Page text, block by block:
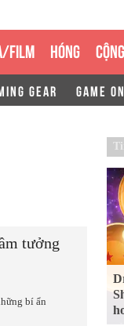
FILM HÓNG
GEAR GAME
tưởng
bí ẩn